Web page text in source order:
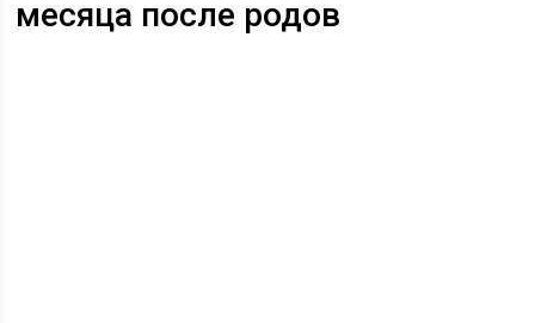
месяца после родов